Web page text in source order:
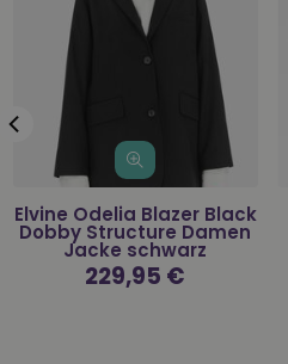
Elvine Odelia Blazer Black
Dobby Structure Damen
Jacke schwarz
Normaler
Preis
229,95 €